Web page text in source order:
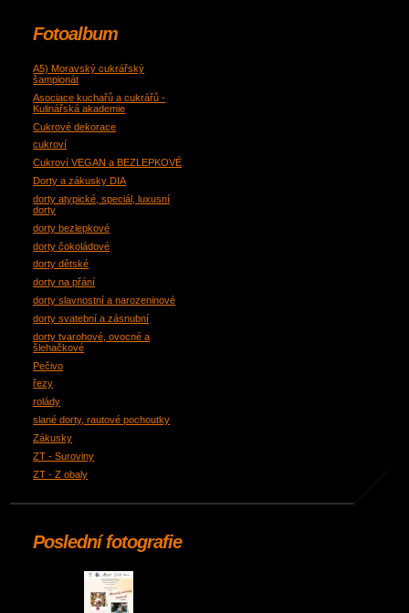
Fotoalbum
A5) Moravský cukrářský
šampionát
Asociace kuchařů a cukrářů -
Kulinářská akademie
Cukrové dekorace
cukroví
Cukroví VEGAN a BEZLEPKOVÉ
Dorty a zákusky DIA
dorty atypické, speciál, luxusní
dorty
dorty bezlepkové
dorty čokoládové
dorty dětské
dorty na přání
dorty slavnostní a narozeninové
dorty svatební a zásnubní
dorty tvarohové, ovocné a
šlehačkové
Pečivo
řezy
rolády
slané dorty, rautové pochoutky
Zákusky
ZT - Suroviny
ZT - Z obaly
Poslední fotografie